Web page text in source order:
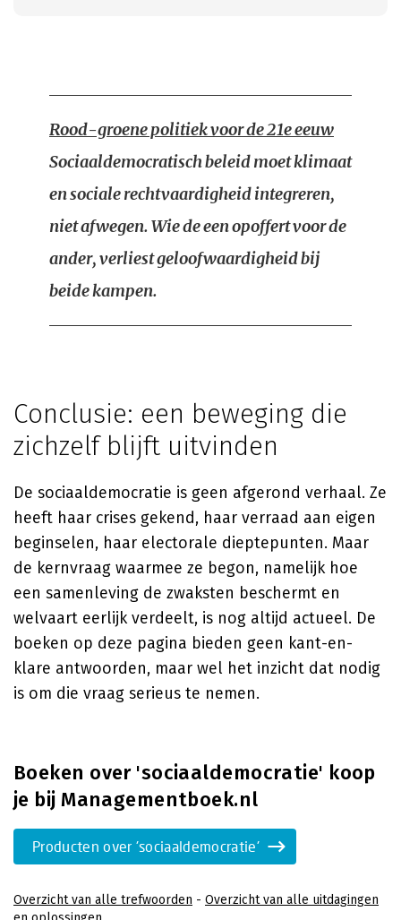
Rood-groene politiek voor de 21e eeuw
Sociaaldemocratisch beleid moet klimaat
en sociale rechtvaardigheid integreren,
niet afwegen. Wie de een opoffert voor de
ander, verliest geloofwaardigheid bij
beide kampen.
Conclusie: een beweging die
zichzelf blijft uitvinden
De sociaaldemocratie is geen afgerond verhaal. Ze
heeft haar crises gekend, haar verraad aan eigen
beginselen, haar electorale dieptepunten. Maar
de kernvraag waarmee ze begon, namelijk hoe
een samenleving de zwaksten beschermt en
welvaart eerlijk verdeelt, is nog altijd actueel. De
boeken op deze pagina bieden geen kant-en-
klare antwoorden, maar wel het inzicht dat nodig
is om die vraag serieus te nemen.
Boeken over 'sociaaldemocratie' koop
je bij Managementboek.nl
Producten over 'sociaaldemocratie'
Overzicht van alle trefwoorden - Overzicht van alle uitdagingen